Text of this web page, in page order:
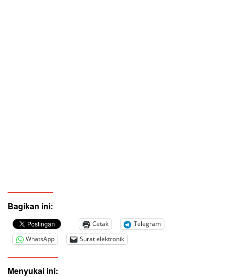
Bagikan ini:
Cetak
Telegram
WhatsApp
Surat elektronik
Menyukai ini: